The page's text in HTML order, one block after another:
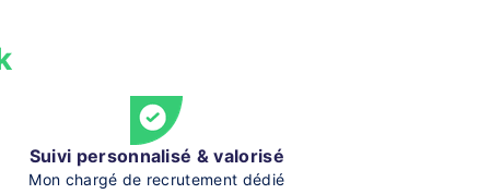
Suivi personnalisé & valorisé
Mon chargé de recrutement dédié